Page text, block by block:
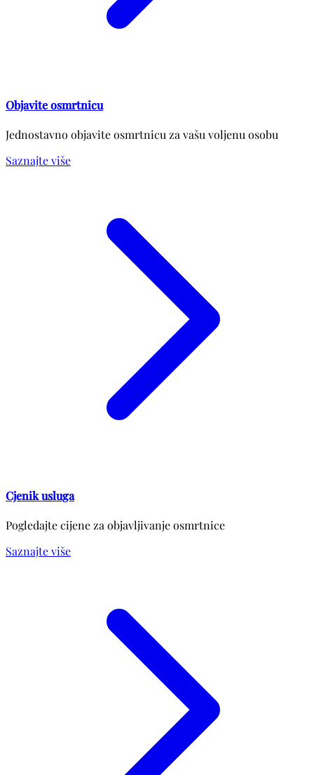
Objavite osmrtnicu
Jednostavno objavite osmrtnicu za vašu voljenu osobu
Saznajte više
Cjenik usluga
Pogledajte cijene za objavljivanje osmrtnice
Saznajte više